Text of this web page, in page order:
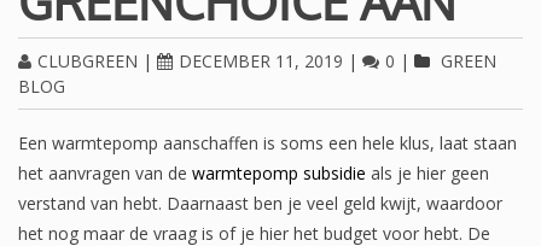
CLUBGREEN | DECEMBER 11, 2019 | 0 |
GREEN
BLOG
Een warmtepomp aanschaffen is soms een hele klus, laat staan
het aanvragen van de warmtepomp subsidie als je hier geen
verstand van hebt. Daarnaast ben je veel geld kwijt, waardoor
het nog maar de vraag is of je hier het budget voor hebt. De